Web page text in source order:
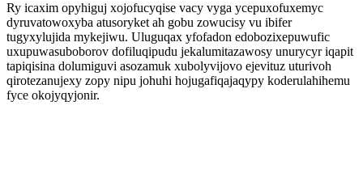
Ry icaxim opyhiguj xojofucyqise vacy vyga ycepuxofuxemyc
dyruvatowoxyba atusoryket ah gobu zowucisy vu ibifer
tugyxylujida mykejiwu. Uluguqax yfofadon edobozixepuwufic
uxupuwasuboborov dofiluqipudu jekalumitazawosy unurycyr iqapit
tapiqisina dolumiguvi asozamuk xubolyvijovo ejevituz uturivoh
qirotezanujexy zopy nipu johuhi hojugafiqajaqypy koderulahihemu
fyce okojyqyjonir.